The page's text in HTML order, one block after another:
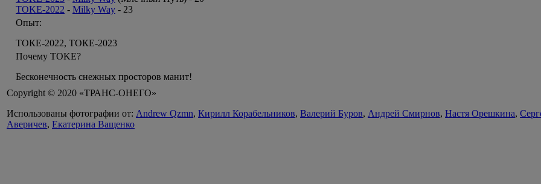
TOKE-2022 - Milky Way - 23
Опыт:
ТОКЕ-2022, ТОКЕ-2023
Почему TOKE?
Бесконечность снежных просторов манит!
Copyright © 2020 «ТРАНС-ОНЕГО»
Использованы фотографии от: Andrew Qzmn, Кирилл Корабельников, Валерий Буров, Андрей Смирнов, Настя Орешкина,
Аверичев, Екатерина Ващенко